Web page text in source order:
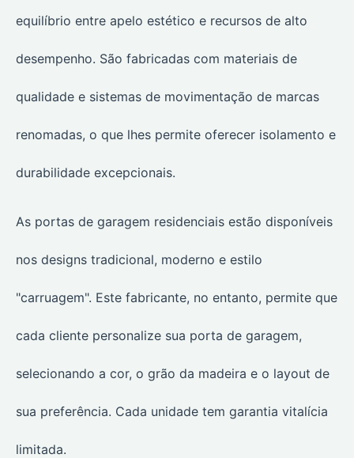
equilíbrio entre apelo estético e recursos de alto
desempenho. São fabricadas com materiais de
qualidade e sistemas de movimentação de marcas
renomadas, o que lhes permite oferecer isolamento e
durabilidade excepcionais.
As portas de garagem residenciais estão disponíveis
nos designs tradicional, moderno e estilo
"carruagem". Este fabricante, no entanto, permite que
cada cliente personalize sua porta de garagem,
selecionando a cor, o grão da madeira e o layout de
sua preferência. Cada unidade tem garantia vitalícia
limitada.